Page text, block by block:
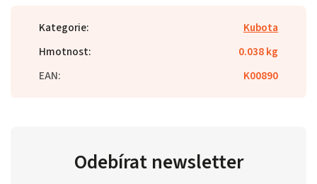
Kategorie:
Kubota
Hmotnost:
0.038 kg
EAN: K00890
Odebírat newsletter